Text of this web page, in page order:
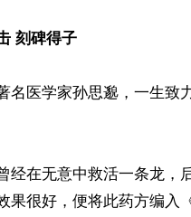
刻碑得子
名医学家孙思邈，一生致
经在无意中救活一条龙，
果很好，便将此药方编入